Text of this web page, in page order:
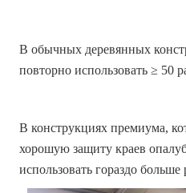
В обычных деревянных
повторно использовать ≥ 50
В конструкциях премиума,
хорошую защиту краев
использовать гораздо больше